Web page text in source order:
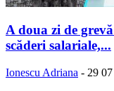
A doua zi de
scăderi salariale,...
Ionescu Adriana - 29